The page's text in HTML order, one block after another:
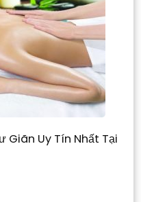
Giãn Uy Tín Nhất Tại